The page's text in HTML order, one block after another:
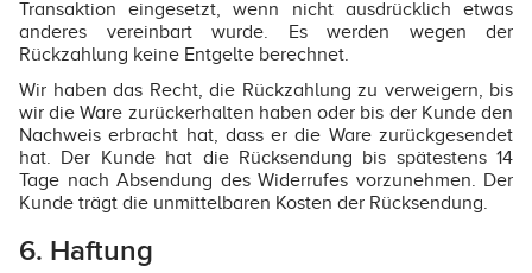
Transaktion eingesetzt, wenn nicht ausdrücklich etwas
anderes vereinbart wurde. Es werden wegen der
Rückzahlung keine Entgelte berechnet.
Wir haben das Recht, die Rückzahlung zu verweigern, bis
wir die Ware zurückerhalten haben oder bis der Kunde den
Nachweis erbracht hat, dass er die Ware zurückgesendet
hat. Der Kunde hat die Rücksendung bis spätestens 14
Tage nach Absendung des Widerrufes vorzunehmen. Der
Kunde trägt die unmittelbaren Kosten der Rücksendung.
6. Haftung